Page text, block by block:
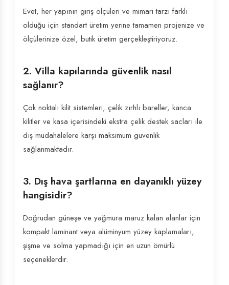
Evet, her yapının giriş ölçüleri ve mimari tarzı farklı
olduğu için standart üretim yerine tamamen projenize ve
ölçülerinize özel, butik üretim gerçekleştiriyoruz.
2. Villa kapılarında güvenlik nasıl
sağlanır?
Çok noktalı kilit sistemleri, çelik zırhlı bareller, kanca
kilitler ve kasa içerisindeki ekstra çelik destek sacları ile
dış müdahalelere karşı maksimum güvenlik
sağlanmaktadır.
3. Dış hava şartlarına en dayanıklı yüzey
hangisidir?
Doğrudan güneşe ve yağmura maruz kalan alanlar için
kompakt laminant veya alüminyum yüzey kaplamaları,
şişme ve solma yapmadığı için en uzun ömürlü
seçeneklerdir.